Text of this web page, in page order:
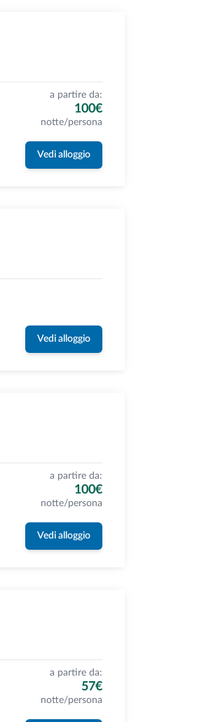
a partire da:
100€
notte/persona
Vedi alloggio
Vedi alloggio
a partire da:
100€
notte/persona
Vedi alloggio
a partire da:
57€
notte/persona